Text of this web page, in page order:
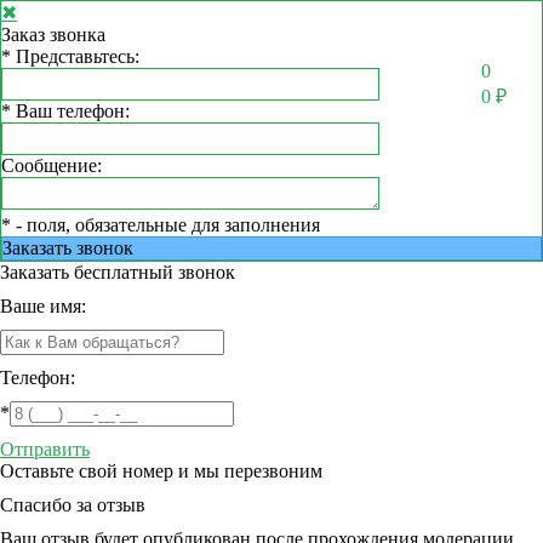
✖
Заказ звонка
* Представьтесь:
* Ваш телефон:
Сообщение:
* - поля, обязательные для заполнения
Заказать звонок
Заказать бесплатный звонок
Ваше имя:
Телефон:
*
Отправить
Оставьте свой номер и мы перезвоним
Спасибо за отзыв
Ваш отзыв будет опубликован после прохождения модерации
0
0 ₽